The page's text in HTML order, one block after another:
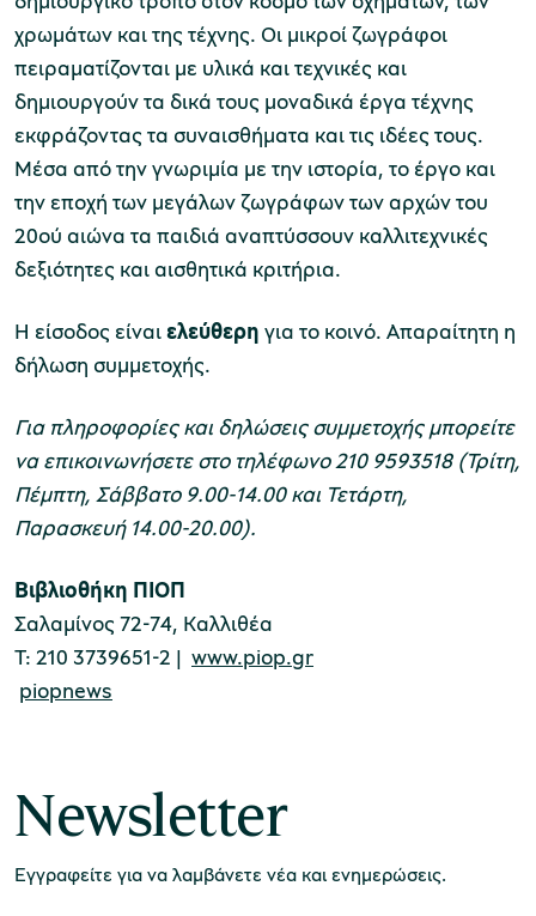
Μουσείο Μαστίχας Χίου
Μουσείο Αργυροτεχνίας
ομάδες
προγράμματα
εισιτήρια
εισιτηρίων
χρωμάτων και της τέχνης. Οι μικροί ζωγράφοι
πειραματίζονται με υλικά και τεχνικές και
δημιουργούν τα δικά τους μοναδικά έργα τέχνης
εκφράζοντας τα συναισθήματα και τις ιδέες τους.
Μέσα από την γνωριμία με την ιστορία, το έργο και
την εποχή των μεγάλων ζωγράφων των αρχών του
20ού αιώνα τα παιδιά αναπτύσσουν καλλιτεχνικές
δεξιότητες και αισθητικά κριτήρια.
Η είσοδος είναιελεύθερη για το κοινό. Απαραίτητη η
δήλωση συμμετοχής.
Για πληροφορίες και δηλώσεις συμμετοχής μπορείτε
να επικοινωνήσετε στο τηλέφωνο 210 9593518 (Τρίτη,
Πέμπτη, Σάββατο 9.00-14.00 και Τετάρτη,
Παρασκευή 14.00-20.00).
Βιβλιοθήκη ΠΙΟΠ
Σαλαμίνος 72-74, Καλλιθέα
Τ: 210 3739651-2 | www.piop.gr
piopnews
Newsletter
Εγγραφείτε για να λαμβάνετε νέα και ενημερώσεις.